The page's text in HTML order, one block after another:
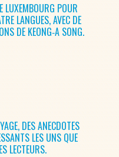
LUXEMBOURG POUR
LANGUES, AVEC DE
DE KEONG‑A SONG.
DES ANECDOTES
LES UNS QUE
LECTEURS.